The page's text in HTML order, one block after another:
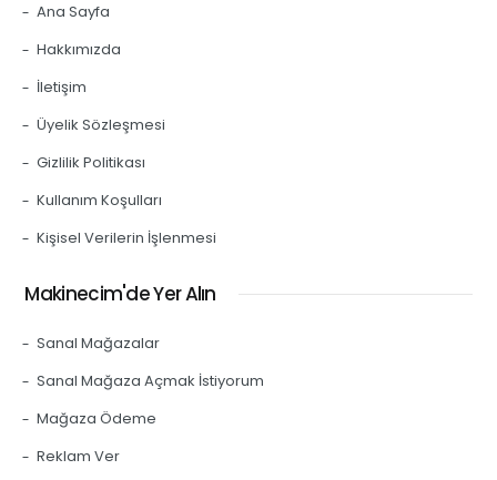
Ana Sayfa
Hakkımızda
İletişim
Üyelik Sözleşmesi
Gizlilik Politikası
Kullanım Koşulları
Kişisel Verilerin İşlenmesi
Makinecim'de Yer Alın
Sanal Mağazalar
Sanal Mağaza Açmak İstiyorum
Mağaza Ödeme
Reklam Ver